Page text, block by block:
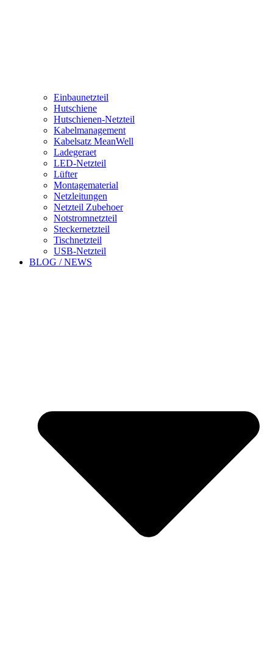
Einbaunetzteil
Hutschiene
Hutschienen-Netzteil
Kabelmanagement
Kabelsatz MeanWell
Ladegeraet
LED-Netzteil
Lüfter
Montagematerial
Netzleitungen
Netzteil Zubehoer
Notstromnetzteil
Steckernetzteil
Tischnetzteil
USB-Netzteil
BLOG / NEWS